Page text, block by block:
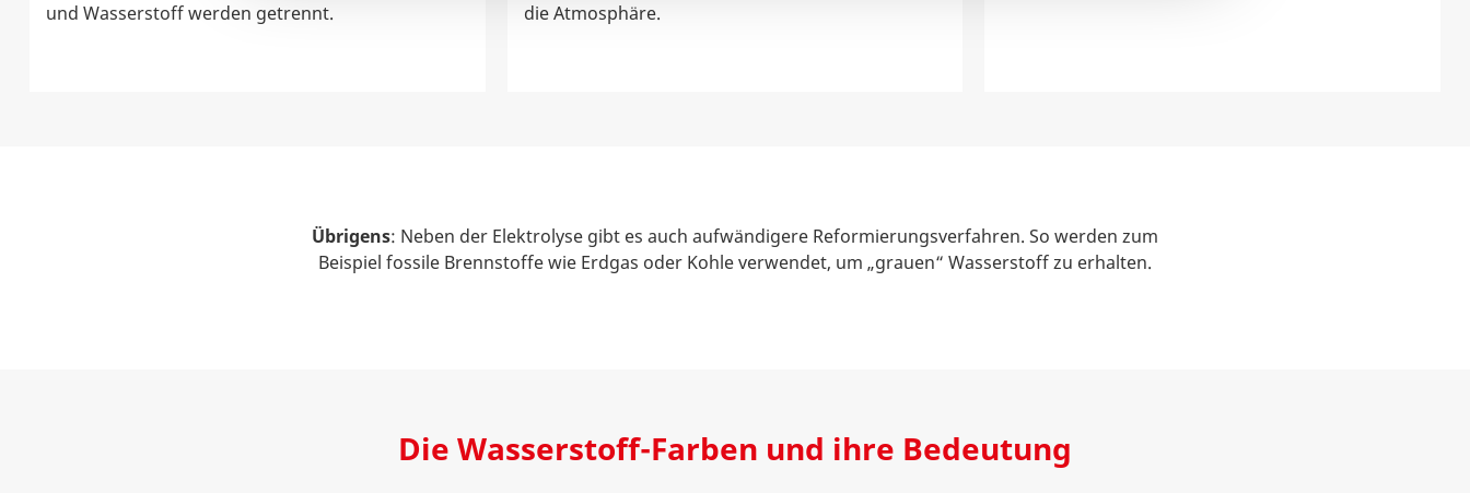
und Wasserstoff werden getrennt.
die Atmosphäre.
Übrigens: Neben der Elektrolyse gibt es auch aufwändigere Reformierungsverfahren. So werden zum
Beispiel fossile Brennstoffe wie Erdgas oder Kohle verwendet, um „grauen“ Wasserstoff zu erhalten.
Die Wasserstoff-Farben und ihre Bedeutung